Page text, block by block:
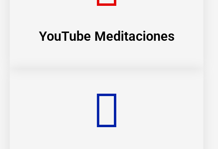
YouTube Meditaciones